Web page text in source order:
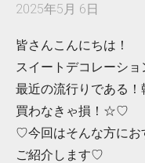
2025年5月 6日
皆さんこんにちは！
スイートデコレーシ
最近の流行りである
買わなきゃ損！☆♡
♡今回はそんな方にお
ご紹介します♡